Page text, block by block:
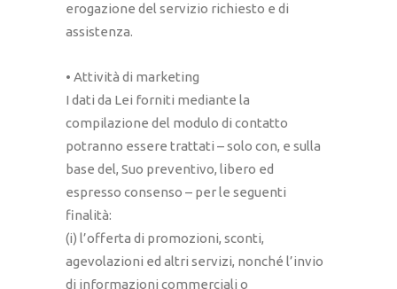
erogazione del servizio richiesto e di
assistenza.
• Attività di marketing
I dati da Lei forniti mediante la
compilazione del modulo di contatto
potranno essere trattati – solo con, e sulla
base del, Suo preventivo, libero ed
espresso consenso – per le seguenti
finalità:
(i) l’offerta di promozioni, sconti,
agevolazioni ed altri servizi, nonché l’invio
di informazioni commerciali o